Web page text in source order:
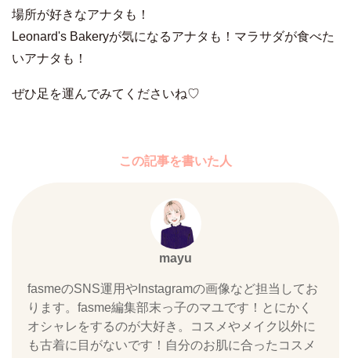
場所が好きなアナタも！
Leonard's Bakeryが気になるアナタも！マラサダが食べた
いアナタも！
ぜひ足を運んでみてくださいね♡
この記事を書いた人
mayu
fasmeのSNS運用やInstagramの画像など担当してお
ります。fasme編集部末っ子のマユです！とにかく
オシャレをするのが大好き。コスメやメイク以外に
も古着に目がないです！自分のお肌に合ったコスメ